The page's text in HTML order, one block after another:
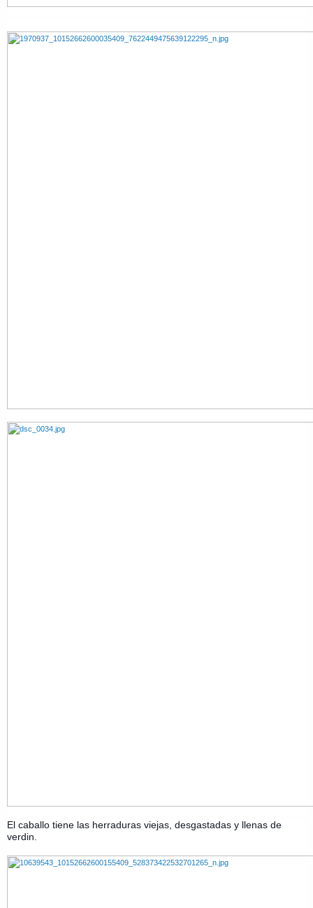
El caballo tiene las herraduras viejas, desgastadas y llenas de
verdin.